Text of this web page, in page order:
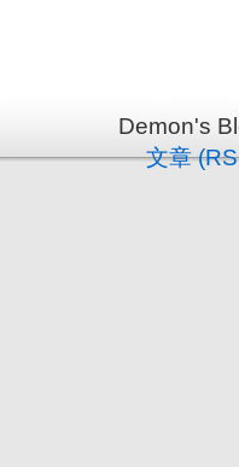
Demon's
文章